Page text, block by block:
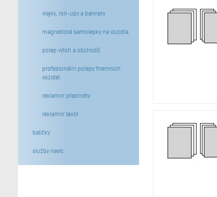
vlajky, roll-upy a bannery
magnetické samolepky na vozidla
polep výloh a obchodů
profesionální polepy firemních
vozidel
reklamní předměty
reklamní textil
balíčky
služby navíc